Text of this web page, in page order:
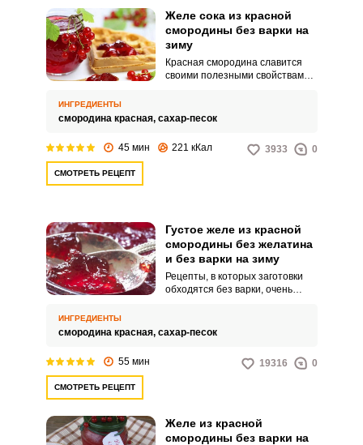
Желе сока из красной
смородины без варки на
зиму
Красная смородина славится
своими полезными свойствами,
чудесной ягоды можно
потрясающее желе, а мы хотим
предоставить вам несколько
ИНГРЕДИЕНТЫ
смородина красная, сахар-песок
45 мин 221 кКал 3933 0
СМОТРЕТЬ РЕЦЕПТ
Густое желе из красной
смородины без желатина
и без варки на зиму
Рецепты, в которых заготовки
обходятся без варки, очень
хлопотное занятие.
ИНГРЕДИЕНТЫ
смородина красная, сахар-песок
55 мин 19316 0
СМОТРЕТЬ РЕЦЕПТ
Желе из красной
смородины без варки на